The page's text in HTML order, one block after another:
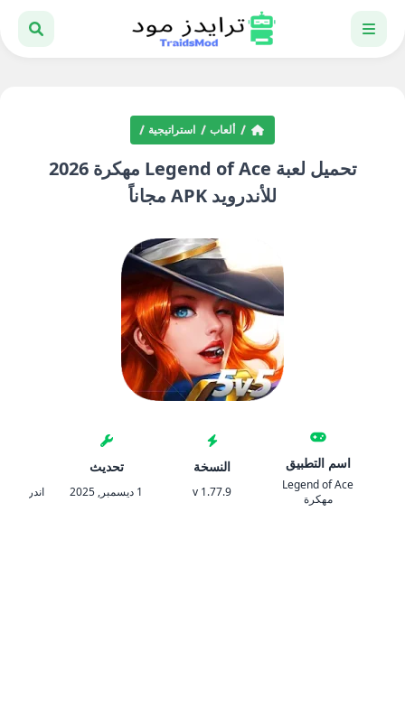
ألعاب استراتيجية
تحميل لعبة Legend of Ace مهكرة 2026
للأندرويد APK مجاناً
اسم التطبيق
Legend of Ace
مهكرة
النسخة
1.77.9 v
تحديث
1 ديسمبر, 2025 اندرويد 5.1 والأحدث